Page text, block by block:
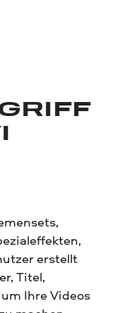
erstellt
Titel,
Ihre Videos